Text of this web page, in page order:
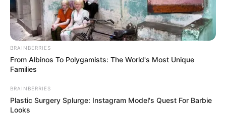
εκπαιδευτικούς του σχολείου.
BRAINBERRIES
From Albinos To Polygamists: The World's Most Unique
Families
BRAINBERRIES
Plastic Surgery Splurge: Instagram Model's Quest For Barbie
Looks